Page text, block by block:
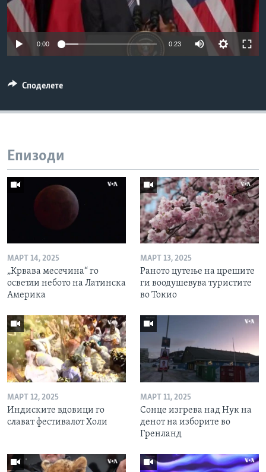
ИНТЕРВЈУА
Јазици
0:00 0:23
Споделете
Епизоди
МАРТ 14, 2025
„Крвава месечина“ го
осветли небото на Латинска
Америка
МАРТ 13, 2025
Раното цутење на црешите
ги воодушевува туристите
во Токио
МАРТ 12, 2025
Индиските вдовици го
слават фестивалот Холи
МАРТ 11, 2025
Сонце изгрева над Нук на
денот на изборите во
Гренланд